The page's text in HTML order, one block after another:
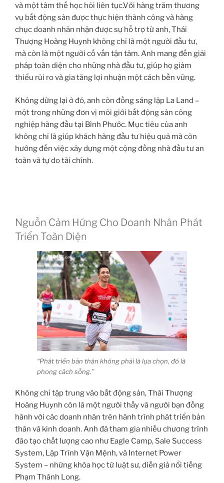
và một tâm thế học hỏi liên tục.Với hàng trăm thương
vụ bất động sản được thực hiện thành công và hàng
chục doanh nhân nhận được sự hỗ trợ từ anh, Thái
Thượng Hoàng Huynh không chỉ là một người đầu tư,
mà còn là một người cố vấn tận tâm. Anh mang đến giải
pháp toàn diện cho những nhà đầu tư, giúp họ giảm
thiểu rủi ro và gia tăng lợi nhuận một cách bền vững.
Không dừng lại ở đó, anh còn đồng sáng lập La Land –
một trong những đơn vị môi giới bất động sản công
nghiệp hàng đầu tại Bình Phước. Mục tiêu của anh
không chỉ là giúp khách hàng đầu tư hiệu quả mà còn
hướng đến việc xây dựng một cộng đồng nhà đầu tư an
toàn và tự do tài chính.
Nguồn Cảm Hứng Cho Doanh Nhân Phát
Triển Toàn Diện
“Phát triển bản thân không phải là lựa chọn, đó là
phong cách sống.”
Không chỉ tập trung vào bất động sản, Thái Thượng
Hoàng Huynh còn là một người thầy và người bạn đồng
hành với các doanh nhân trên hành trình phát triển bản
thân và kinh doanh. Anh đã tham gia nhiều chương trình
đào tạo chất lượng cao như Eagle Camp, Sale Success
System, Lập Trình Vận Mệnh, và Internet Power
System – những khóa học từ luật sư, diễn giả nổi tiếng
Phạm Thành Long.